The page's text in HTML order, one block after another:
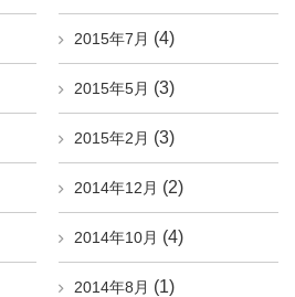
2015年7月 (4)
2015年5月 (3)
2015年2月 (3)
2014年12月 (2)
2014年10月 (4)
2014年8月 (1)